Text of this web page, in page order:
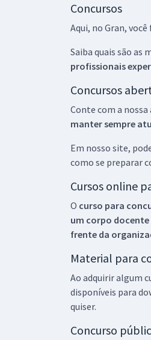
Concursos
Aqui, no Gran,
Saiba quais são as
profissionais
Concursos
Conte com a nossa
manter sempre
Em nosso site,
como se preparar
Cursos online
O curso para
um corpo
frente da
Material para
Ao adquirir algum
disponíveis para
quiser.
Concurso